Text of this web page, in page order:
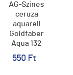
AG-Színes
ceruza
aquarell
Goldfaber
Aqua 132
világos
hússzín
550 Ft